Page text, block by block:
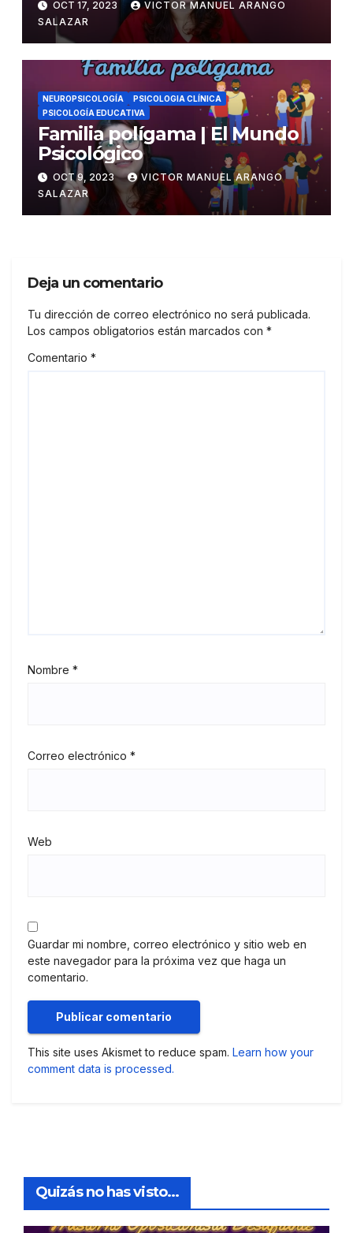
OCT 17, 2023
VICTOR MANUEL ARANGO
SALAZAR
NEUROPSICOLOGÍA
PSICOLOGIA CLÍNICA
PSICOLOGÍA EDUCATIVA
Familia polígama | El Mundo
Psicológico
OCT 9, 2023
VICTOR MANUEL ARANGO
SALAZAR
Deja un comentario
Tu dirección de correo electrónico no será publicada.
Los campos obligatorios están marcados con *
Comentario *
Nombre *
Correo electrónico *
Web
Guardar mi nombre, correo electrónico y sitio web en
este navegador para la próxima vez que haga un
comentario.
This site uses Akismet to reduce spam. Learn how your
comment data is processed.
Quizás no has visto...